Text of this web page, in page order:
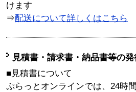
けます
⇒配送について詳しくはこちら
見積書・請求書・納品書等の
■見積書について
ぷらっとオンラインでは、24時